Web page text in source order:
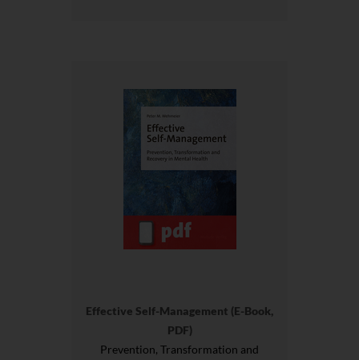
Effective Self-Management (E-Book,
PDF)
Prevention, Transformation and